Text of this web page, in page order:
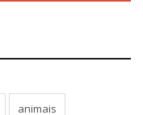
animais